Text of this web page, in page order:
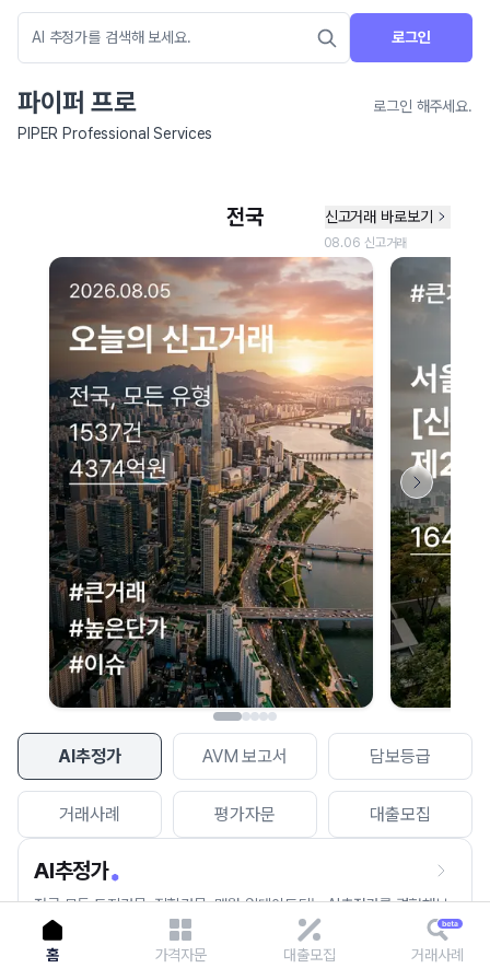
로그인
파이퍼 프로
로그인 해주세요.
PIPER Professional Services
AI추정가 AVM 보고서 담보등급
거래사례 평가자문 대출모집
AI추정가
전국 모든 토지건물, 집합건물, 매월 업데이트되는 AI추정가를 경험해보
세요.
네이버 지도 연결 안내
현재 네이버 지도 연결이 원활하지 않아 지도를 불러올 수 없습니다.
이용에 불편을 드려 죄송합니다.
다시 시도
홈 가격자문 대출모집 거래사례